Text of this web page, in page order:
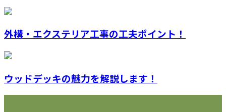
外構・エクステリア工事の工夫ポイント！
ウッドデッキの魅力を解説します！